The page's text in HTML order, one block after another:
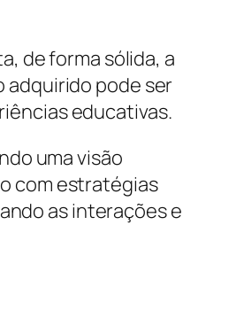
de forma sólida, a
adquirido pode ser
educativas.
uma visão
com estratégias
as interações e